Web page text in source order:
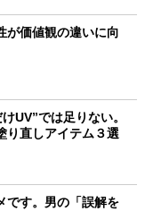
が価値観の違いに向
UV”では足りない。
り直しアイテム３選
です。男の「誤解を